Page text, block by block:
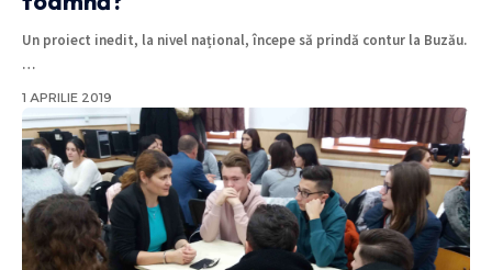
Un proiect inedit, la nivel național, începe să prindă contur la Buzău.
…
1 APRILIE 2019